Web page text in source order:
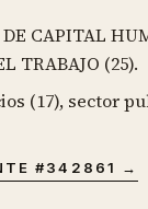
CAPITAL
TRABAJO (25).
(17), sector
#342861
→